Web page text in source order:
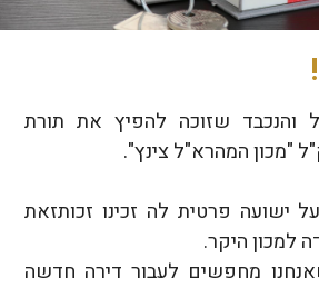
והנכבד שזוכה להפיץ את תורת
"מכון המהרא"ל צינץ".
ישועה פרטית לה זכינו זכותזאת
למכון היקר.
מחפשים לעבור דירה חדשה